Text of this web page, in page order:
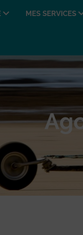
MES SERVICES